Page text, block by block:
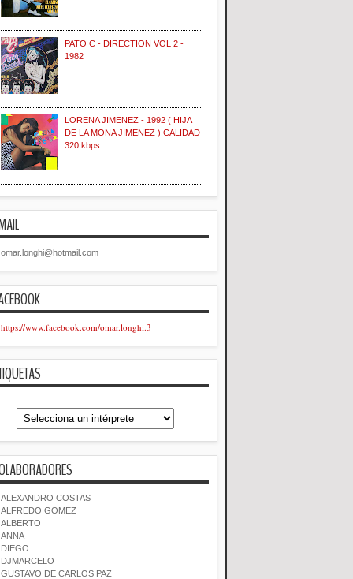
PATO C - DIRECTION VOL 2 -
1982
LORENA JIMENEZ - 1992 ( HIJA
DE LA MONA JIMENEZ ) CALIDAD
320 kbps
omar.longhi@hotmail.com
https://www.facebook.com/omar.longhi.3
ALEXANDRO COSTAS
ALFREDO GOMEZ
ALBERTO
ANNA
DIEGO
DJMARCELO
GUSTAVO DE CARLOS PAZ